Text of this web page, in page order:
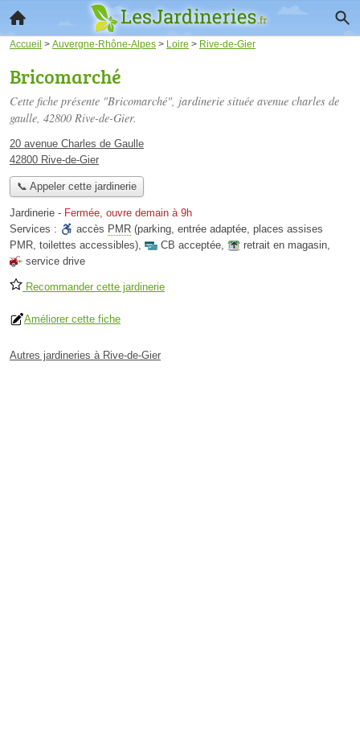
Accueil > Auvergne-Rhône-Alpes > Loire > Rive-de-Gier
Bricomarché
Cette fiche présente "Bricomarché", jardinerie située avenue charles de
gaulle, 42800 Rive-de-Gier.
20 avenue Charles de Gaulle
42800 Rive-de-Gier
📞 Appeler cette jardinerie
Jardinerie - Fermée, ouvre demain à 9h
Services :
accès PMR (parking, entrée adaptée, places assises
PMR, toilettes accessibles), CB acceptée, retrait en magasin,
service drive
Recommander cette jardinerie
Améliorer cette fiche
Autres jardineries à Rive-de-Gier